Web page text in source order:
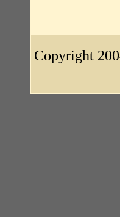
Copyright